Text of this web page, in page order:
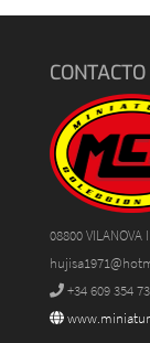
CONTACTO
08800 VILANOVA
+34 609 354